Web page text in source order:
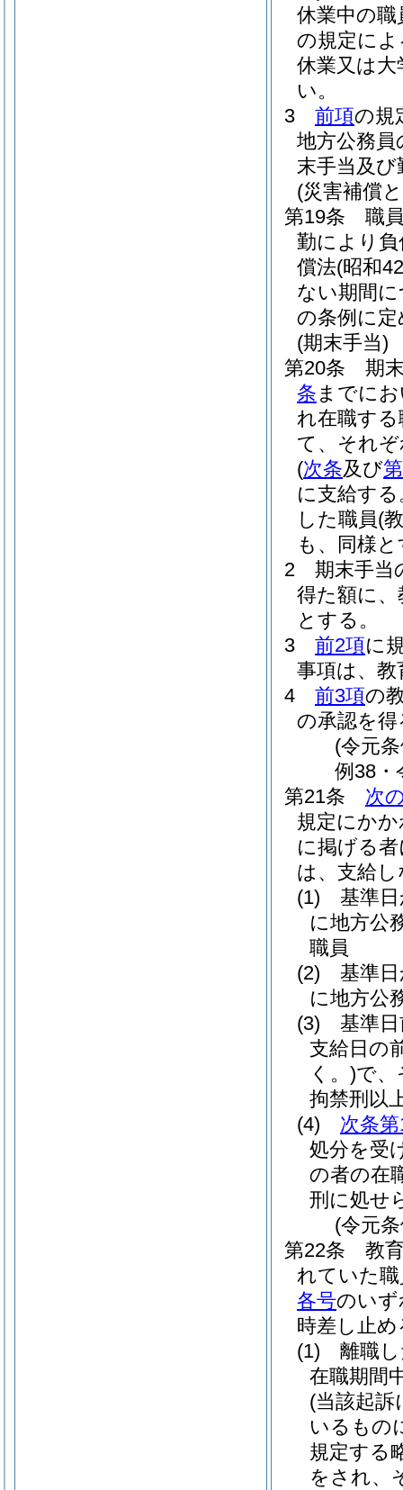
休業中の
の規定に
休業又は
い。
3
前項の規
地方公務
末手当及
(災害補償
第19条
職
勤により
償法(昭和
ない期間
の条例に
(期末手当)
第20条
期
条 までに
れ在職する
て、それ
(次条及び
に支給する
した職員(
も、同様
2
期末手当
得た額に
とする。
3
前2項に
事項は、
4
前3項の
の承認を
(令元
例38・
第21条
次
規定にか
に掲げる
は、支給
(1)
基準
に地方公
職員
(2)
基準
に地方公
(3)
基準
支給日の
く。)で、
拘禁刑以
(4)
次条
処分を受
の者の在
刑に処せ
(令元
第22条
教
れていた
各号のいず
時差し止
(1)
離職
在職期間
(当該起
いるもの
規定する
をされ、